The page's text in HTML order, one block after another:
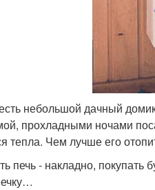
небольшой дачный
прохладными ночами
тепла. Чем лучше его
печь - накладно, покупать